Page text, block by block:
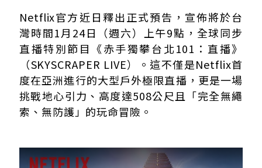
Netflix官方近日釋出正式預告，宣佈將於台
灣時間1月24日（週六）上午9點，全球同步
直播特別節目《赤手獨攀台北101：直播》
（SKYSCRAPER LIVE）。這不僅是Netflix首
度在亞洲進行的大型戶外極限直播，更是一場
挑戰地心引力、高度達508公尺且「完全無繩
索、無防護」的玩命冒險。